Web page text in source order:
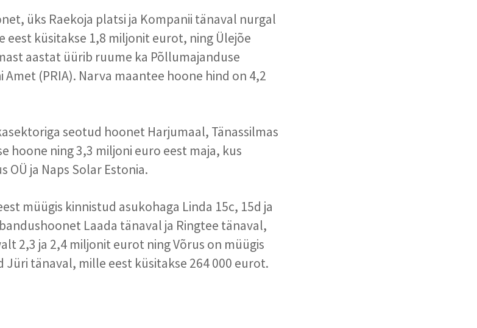
üks Raekoja platsi ja Kompanii tänaval nurgal
eest küsitakse 1,8 miljonit eurot, ning Ülejõe
aastat üürib ruume ka Põllumajanduse
(PRIA). Narva maantee hoone hind on 4,2
seotud hoonet Harjumaal, Tänassilmas
hoone ning 3,3 miljoni euro eest maja, kus
ja Naps Solar Estonia.
müügis kinnistud asukohaga Linda 15c, 15d ja
Laada tänaval ja Ringtee tänaval,
2,3 ja 2,4 miljonit eurot ning Võrus on müügis
Jüri tänaval, mille eest küsitakse 264 000 eurot.